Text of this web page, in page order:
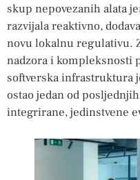
skup nepovezanih alata
razvijala reaktivno,
novu lokalnu regulativu.
nadzora i kompleksnosti
softverska infrastruktura
ostao jedan od
integrirane, jedinstvene